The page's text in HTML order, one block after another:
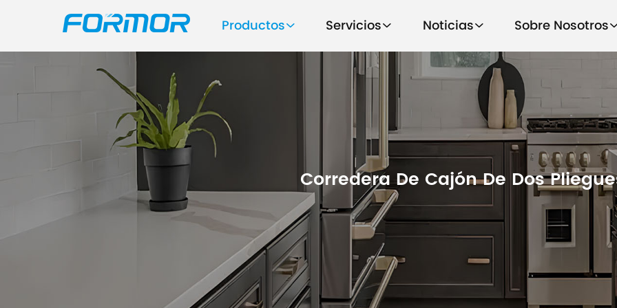
Productos Servicios Noticias Sobre Nosotros
Corredera De Cajón De Dos